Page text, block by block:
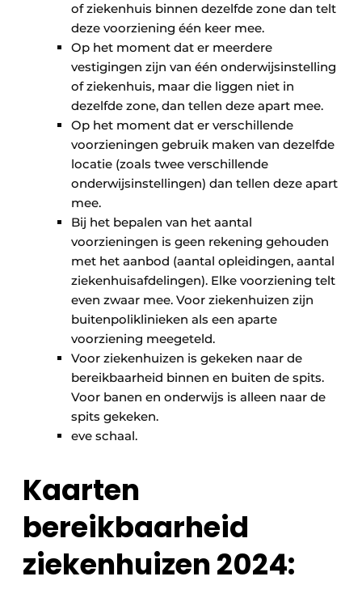
of ziekenhuis binnen dezelfde zone dan telt
deze voorziening één keer mee.
Op het moment dat er meerdere
vestigingen zijn van één onderwijsinstelling
of ziekenhuis, maar die liggen niet in
dezelfde zone, dan tellen deze apart mee.
Op het moment dat er verschillende
voorzieningen gebruik maken van dezelfde
locatie (zoals twee verschillende
onderwijsinstellingen) dan tellen deze apart
mee.
Bij het bepalen van het aantal
voorzieningen is geen rekening gehouden
met het aanbod (aantal opleidingen, aantal
ziekenhuisafdelingen). Elke voorziening telt
even zwaar mee. Voor ziekenhuizen zijn
buitenpoliklinieken als een aparte
voorziening meegeteld.
Voor ziekenhuizen is gekeken naar de
bereikbaarheid binnen en buiten de spits.
Voor banen en onderwijs is alleen naar de
spits gekeken.
eve schaal.
Kaarten
bereikbaarheid
ziekenhuizen 2024: